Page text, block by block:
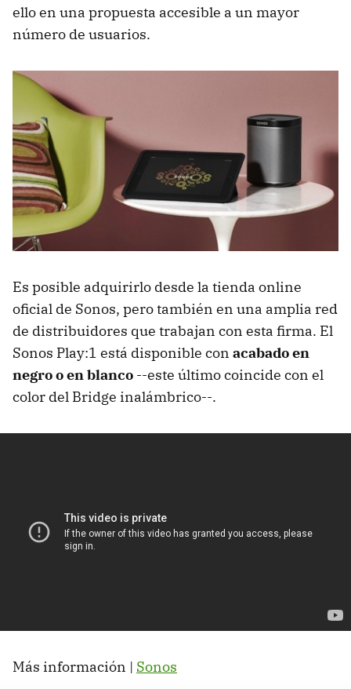
ello en una propuesta accesible a un mayor
número de usuarios.
Es posible adquirirlo desde la tienda online
oficial de Sonos, pero también en una amplia red
de distribuidores que trabajan con esta firma. El
Sonos Play:1 está disponible con acabado en
negro o en blanco --este último coincide con el
color del Bridge inalámbrico--.
Más información | Sonos